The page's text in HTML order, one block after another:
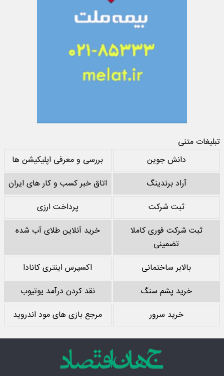
تبلیغات متنی
دانش جوین
بررسی و معرفی اپلیکیشن ها
آراد برندینگ
اتاق خبر کسب و کار های ایران
ثبت شرکت
پرداخت ارزی
ثبت شرکت فوری کاملا
تضمینی
خرید آنلاین طلای آب شده
بالابر ساختمانی
اکسپرس اینتری کانادا
خرید پشم سنگ
نقد کردن درآمد یوتیوب
خرید سرور
مرجع بازی های مود اندروید